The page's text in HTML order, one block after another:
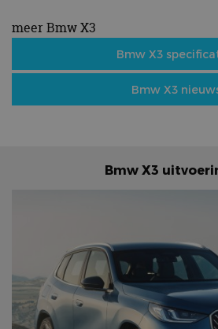
meer Bmw X3
Bmw X3
Bmw X3
Bmw X3